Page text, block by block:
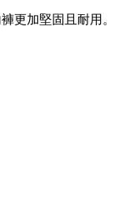
更加堅固且耐用。